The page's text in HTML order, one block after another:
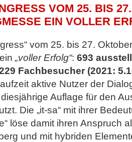
VOM 25. BIS
EIN VOLLER
vom 25. bis 27.
„voller Erfolg“: 693
Fachbesucher (2021:
aktive Nutzer der
Auflage für den
Die „it-sa“ mit ihrer
löse damit ihren Anspruch
und mit hybriden